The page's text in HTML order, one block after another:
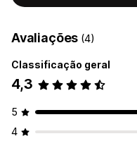
Avaliações (4)
Classificação geral
4,3
5
4